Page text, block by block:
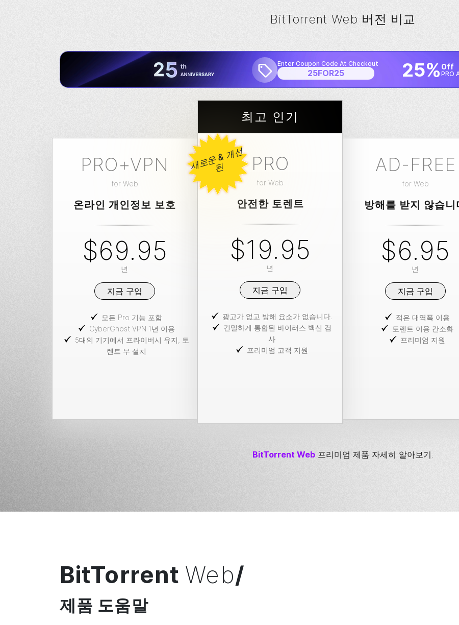
BitTorrent Web 버전 비교
Enter Coupon Code At Checkout
25FOR25 25% Off
PRO
PRO+VPN
for Web
온라인 개인정보 보호
$69.95
년
지금 구입
모든 Pro 기능 포함
CyberGhost VPN 1년 이용
5대의 기기에서 프라이버시 유지, 토
렌트 무 설치
새
로
운
&
개
선
된
최고 인기
PRO
for Web
안전한 토렌트
$19.95
년
지금 구입
광고가 없고 방해 요소가 없습니다.
긴밀하게 통합된 바이러스 백신 검
사
프리미엄 고객 지원
AD-FREE
for Web
방해를 받지 않습니
$6.95
년
지금 구입
적은 대역폭 이용
토렌트 이용 간소화
프리미엄 지원
BitTorrentWeb 프리미엄 제품 자세히 알아보기.
BitTorrent Web/
제품 도움말